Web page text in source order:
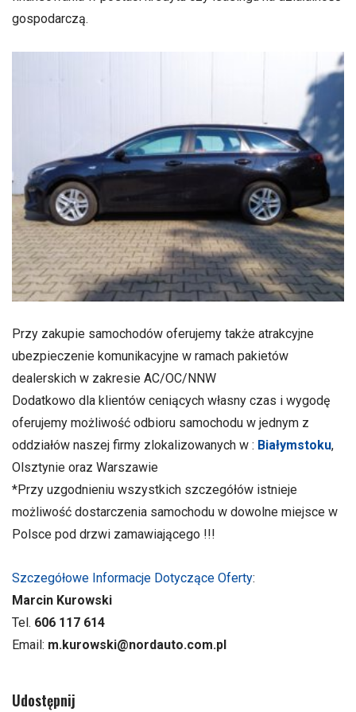
gospodarczą.
Przy zakupie samochodów oferujemy także atrakcyjne
ubezpieczenie komunikacyjne w ramach pakietów
dealerskich w zakresie AC/OC/NNW
Dodatkowo dla klientów ceniących własny czas i wygodę
oferujemy możliwość odbioru samochodu w jednym z
oddziałów naszej firmy zlokalizowanych w : Białymstoku,
Olsztynie oraz Warszawie
*Przy uzgodnieniu wszystkich szczegółów istnieje
możliwość dostarczenia samochodu w dowolne miejsce w
Polsce pod drzwi zamawiającego !!!
Szczegółowe Informacje Dotyczące Oferty:
Marcin Kurowski
Tel. 606 117 614
Email: m.kurowski@nordauto.com.pl
Udostępnij